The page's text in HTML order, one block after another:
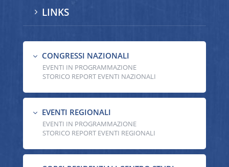
5 LINKS
3 CONGRESSI NAZIONALI
EVENTI IN PROGRAMMAZIONE
STORICO REPORT EVENTI NAZIONALI
3 EVENTI REGIONALI
EVENTI IN PROGRAMMAZIONE
STORICO REPORT EVENTI REGIONALI